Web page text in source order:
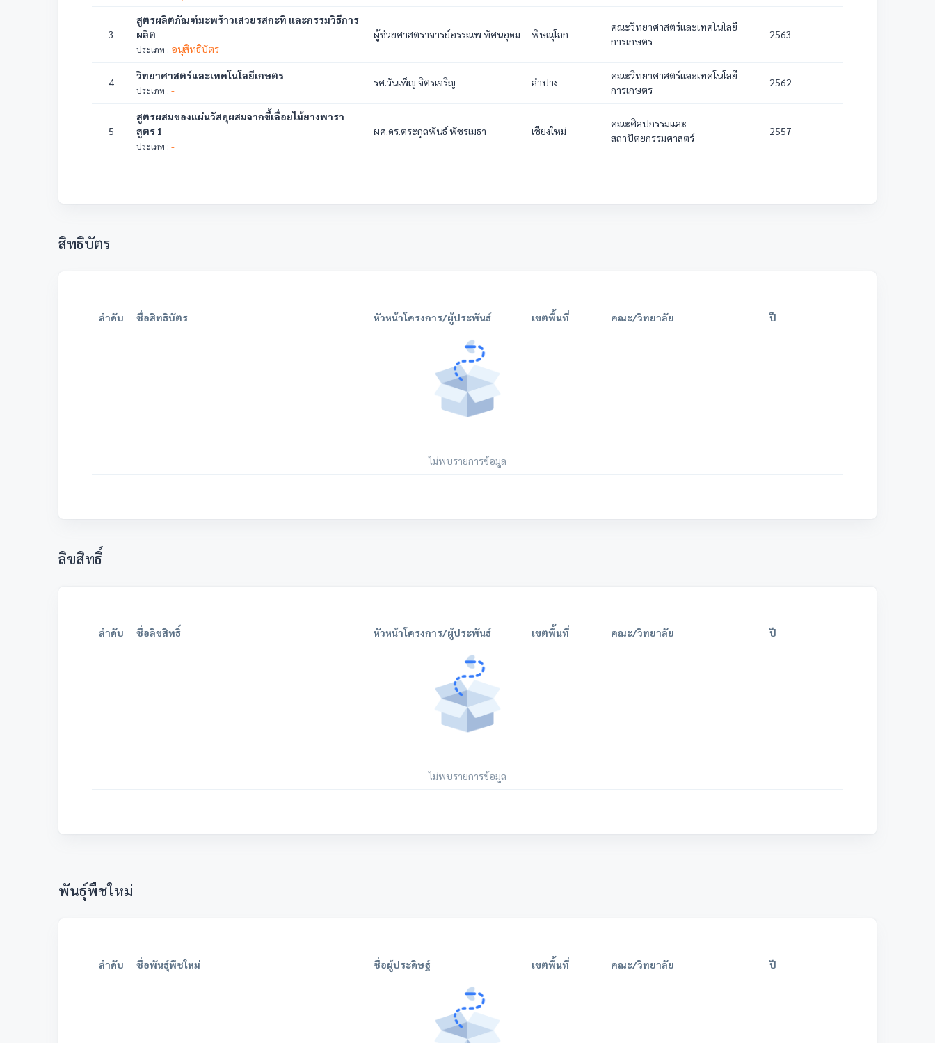
3
สูตรผลิตภัณฑ์มะพร้าวเสวยรสกะทิ และกรรมวิธีการ
ผลิต
ประเภท : อนุสิทธิบัตร
ผู้ช่วยศาสตราจารย์อรรณพ ทัศนอุดม พิษณุโลก
คณะวิทยาศาสตร์และเทคโนโลยี
การเกษตร
2563
4
วิทยาศาสตร์และเทคโนโลยีเกษตร
ประเภท : -
รศ.วันเพ็ญ จิตรเจริญ ลำปาง
คณะวิทยาศาสตร์และเทคโนโลยี
การเกษตร
2562
5
สูตรผสมของแผ่นวัสดุผสมจากขี้เลื่อยไม้ยางพารา
สูตร 1
ประเภท : -
ผศ.ดร.ตระกูลพันธ์ พัชรเมธา เชียงใหม่
คณะศิลปกรรมและ
สถาปัตยกรรมศาสตร์
2557
สิทธิบัตร
ลำดับ ชื่อสิทธิบัตร หัวหน้าโครงการ/ผู้ประพันธ์ เขตพื้นที่ คณะ/วิทยาลัย ปี
ไม่พบรายการข้อมูล
ลิขสิทธิ์
ลำดับ ชื่อลิขสิทธิ์ หัวหน้าโครงการ/ผู้ประพันธ์ เขตพื้นที่ คณะ/วิทยาลัย ปี
ไม่พบรายการข้อมูล
พันธุ์พืชใหม่
ลำดับ ชื่อพันธุ์พืชใหม่ ชื่อผู้ประดิษฐ์ เขตพื้นที่ คณะ/วิทยาลัย ปี